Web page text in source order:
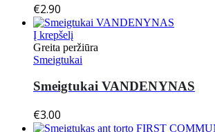
€2.90
Į krepšelį
Greita peržiūra
Smeigtukai
Smeigtukai VANDENYNAS
€3.00